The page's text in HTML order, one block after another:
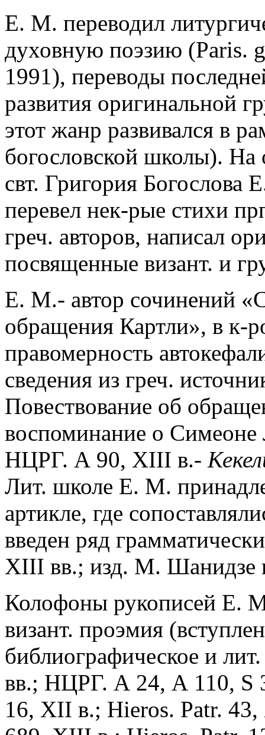
Е. М. переводил
духовную поэзию (Paris.
1991), переводы
развития оригинальной
этот жанр развивался в
богословской школы). На
свт. Григория
перевел нек-рые стихи
греч. авторов, написал
посвященные визант. и
Е. М.- автор сочинений
обращения Картли», в к-
правомерность
сведения из греч.
Повествование об
воспоминание о
НЦРГ. А 90, XIII в.-
Лит. школе Е. М.
артикле, где
введен ряд
XIII вв.; изд. М. Шанидзе
Колофоны рукописей Е.
визант. проэмия
библиографическое и
вв.; НЦРГ. А 24, А 110, S
16, XII в.; Hieros. Patr.